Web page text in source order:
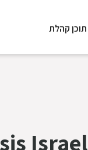
תוכן קהלת
Israel